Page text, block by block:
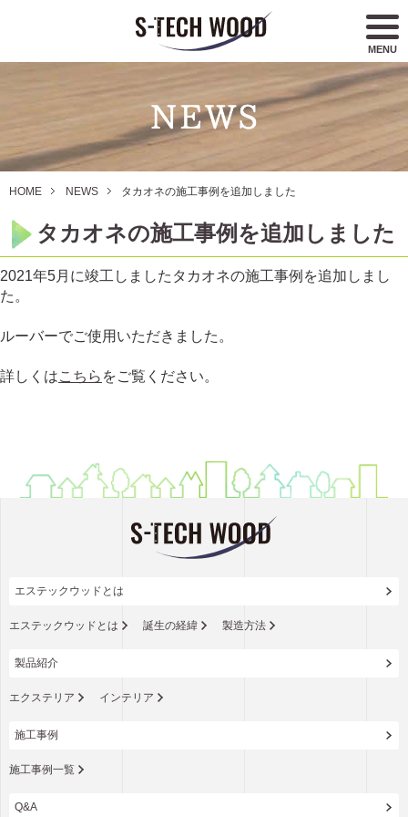
MENU
HOME NEWS タカオネの施工事例を追加しました
タカオネの施工事例を追加しました
2021年5月に竣工しましたタカオネの施工事例を追加しまし
た。
ルーバーでご使用いただきました。
詳しくはこちら をご覧ください。
エステックウッドとは
エステックウッドとは 誕生の経緯 製造方法
製品紹介
エクステリア インテリア
施工事例
施工事例一覧
Q&A